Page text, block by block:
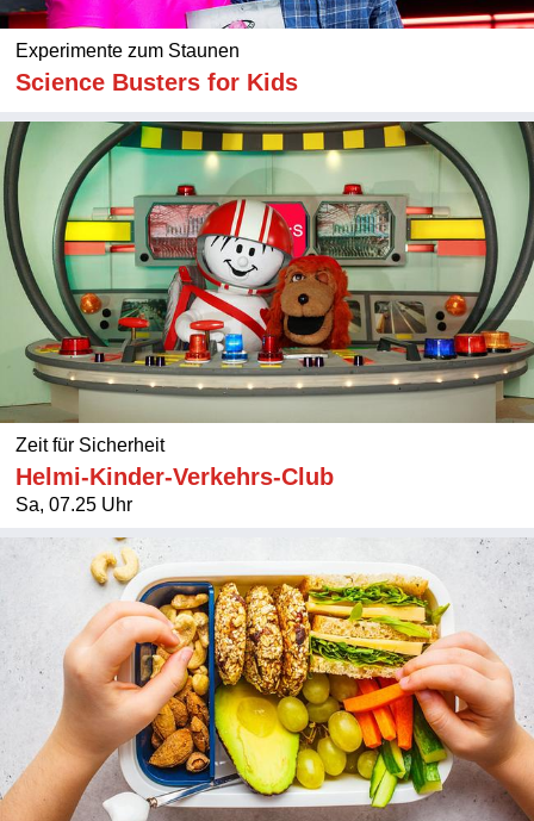
Experimente zum Staunen
Science Busters for Kids
Zeit für Sicherheit
Helmi-Kinder-Verkehrs-Club
Sa, 07.25 Uhr